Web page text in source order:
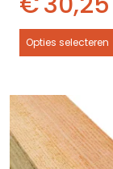
Opties selecteren
Dit
product
heeft
meerdere